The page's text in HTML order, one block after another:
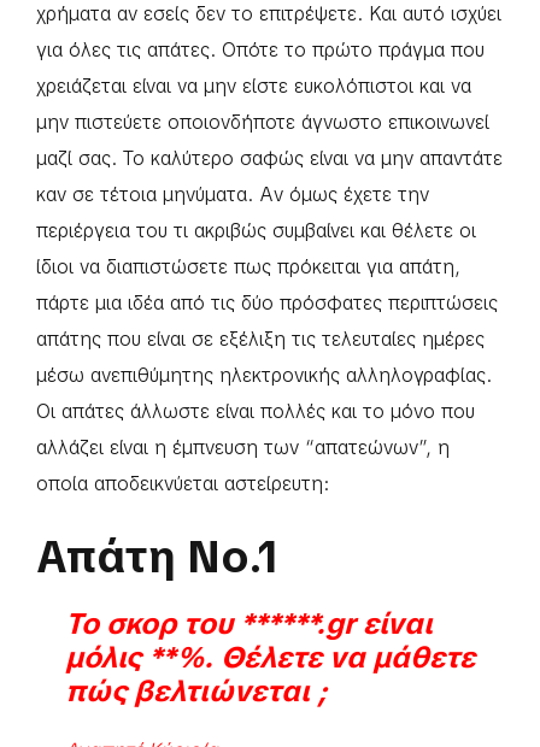
χρήματα αν εσείς δεν το επιτρέψετε. Και αυτό ισχύει
για όλες τις απάτες. Οπότε το πρώτο πράγμα που
χρειάζεται είναι να μην είστε ευκολόπιστοι και να
μην πιστεύετε οποιονδήποτε άγνωστο επικοινωνεί
μαζί σας. Το καλύτερο σαφώς είναι να μην απαντάτε
καν σε τέτοια μηνύματα. Αν όμως έχετε την
περιέργεια του τι ακριβώς συμβαίνει και θέλετε οι
ίδιοι να διαπιστώσετε πως πρόκειται για απάτη,
πάρτε μια ιδέα από τις δύο πρόσφατες περιπτώσεις
απάτης που είναι σε εξέλιξη τις τελευταίες ημέρες
μέσω ανεπιθύμητης ηλεκτρονικής αλληλογραφίας.
Οι απάτες άλλωστε είναι πολλές και το μόνο που
αλλάζει είναι η έμπνευση των “απατεώνων”, η
οποία αποδεικνύεται αστείρευτη:
Απάτη Νο.1
Το σκορ του ******.gr είναι
μόλις **%. Θέλετε να μάθετε
πώς βελτιώνεται ;